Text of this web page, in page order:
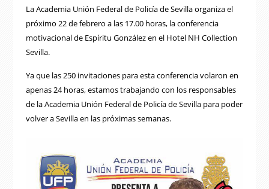
La Academia Unión Federal de Policía de Sevilla organiza el
próximo 22 de febrero a las 17.00 horas, la conferencia
motivacional de Espíritu González en el Hotel NH Collection
Sevilla.
Ya que las 250 invitaciones para esta conferencia volaron en
apenas 24 horas, estamos trabajando con los responsables
de la Academia Unión Federal de Policía de Sevilla para poder
volver a Sevilla en las próximas semanas.